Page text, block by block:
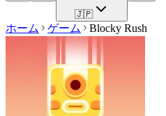
🇯🇵
ホーム ゲーム Blocky Rush